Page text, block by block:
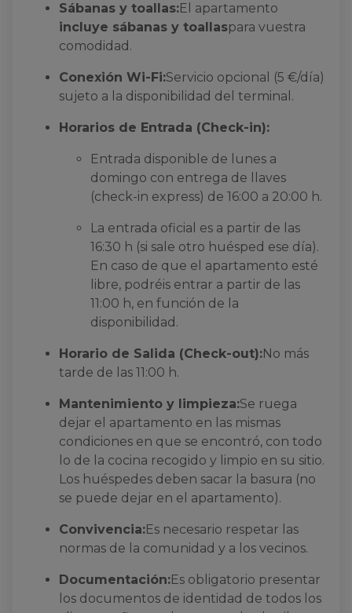
Sábanas y toallas:El apartamento
incluye sábanas y toallaspara vuestra
comodidad.
Conexión Wi-Fi:Servicio opcional (5 €/día)
sujeto a la disponibilidad del terminal.
Horarios de Entrada (Check-in):
Entrada disponible de lunes a
domingo con entrega de llaves
(check-in express) de 16:00 a 20:00 h.
La entrada oficial es a partir de las
16:30 h (si sale otro huésped ese día).
En caso de que el apartamento esté
libre, podréis entrar a partir de las
11:00 h, en función de la
disponibilidad.
Horario de Salida (Check-out):No más
tarde de las 11:00 h.
Mantenimiento y limpieza:Se ruega
dejar el apartamento en las mismas
condiciones en que se encontró, con todo
lo de la cocina recogido y limpio en su sitio.
Los huéspedes deben sacar la basura (no
se puede dejar en el apartamento).
Convivencia:Es necesario respetar las
normas de la comunidad y a los vecinos.
Documentación:Es obligatorio presentar
los documentos de identidad de todos los